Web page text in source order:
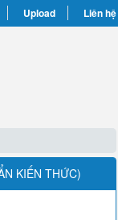
Upload Liên hệ
KIẾN THỨC)